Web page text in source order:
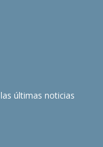
últimas noticias